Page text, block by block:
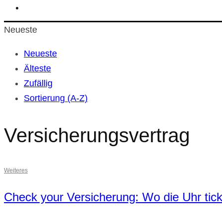
Neueste
Neueste
Älteste
Zufällig
Sortierung (A-Z)
Versicherungsvertrag
Weiteres
Check your Versicherung: Wo die Uhr